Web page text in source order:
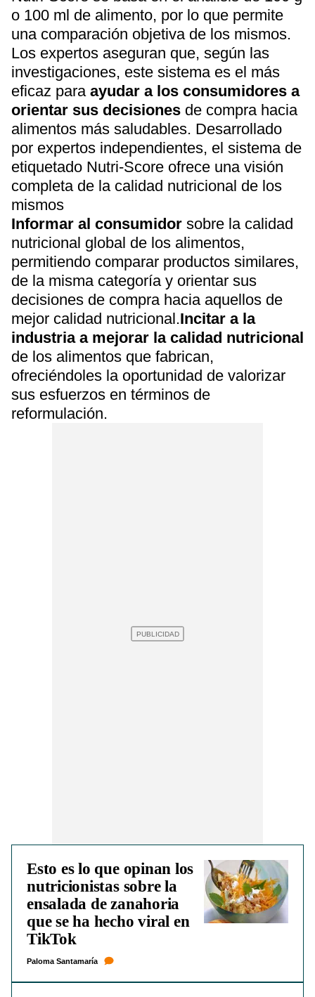
o 100 ml de alimento, por lo que permite
una comparación objetiva de los mismos.
Los expertos aseguran que, según las
investigaciones, este sistema es el más
eficaz para ayudar a los consumidores a
orientar sus decisiones de compra hacia
alimentos más saludables. Desarrollado
por expertos independientes, el sistema de
etiquetado Nutri-Score ofrece una visión
completa de la calidad nutricional de los
mismos
Informar al consumidor sobre la calidad
nutricional global de los alimentos,
permitiendo comparar productos similares,
de la misma categoría y orientar sus
decisiones de compra hacia aquellos de
mejor calidad nutricional.Incitar a la
industria a mejorar la calidad nutricional
de los alimentos que fabrican,
ofreciéndoles la oportunidad de valorizar
sus esfuerzos en términos de
reformulación.
Esto es lo que opinan los
nutricionistas sobre la
ensalada de zanahoria
que se ha hecho viral en
TikTok
Paloma Santamaría